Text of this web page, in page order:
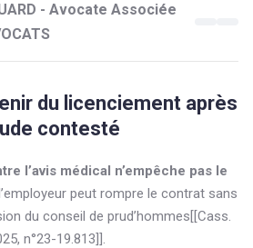
- Avocate Associée
du licenciement après
contesté
l’avis médical n’empêche pas le
peut rompre le contrat sans
du conseil de prud’hommes[[Cass.
n°23-19.813]].